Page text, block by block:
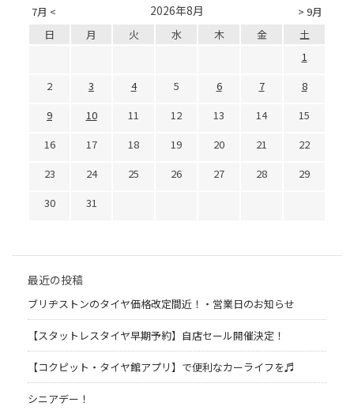
7月 < > 9月
2026年8月
日 月 火 水 木 金
土
1
2
3 4 5 6 7
8
9
10 11 12 13 14
15
16
17 18 19 20 21
22
23
24 25 26 27 28
29
30
31
最近の投稿
ブリヂストンのタイヤ価格改定間近！・営業日のお知らせ
【スタットレスタイヤ早期予約】自店セール開催決定！
【コクピット・タイヤ館アプリ】で便利なカーライフを♬
シニアデー！